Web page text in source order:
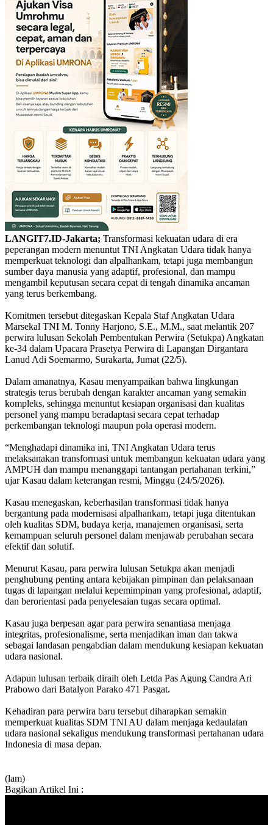
LANGIT7.ID-Jakarta; Transformasi kekuatan udara di era
peperangan modern menuntut TNI Angkatan Udara tidak hanya
memperkuat teknologi dan alpalhankam, tetapi juga membangun
sumber daya manusia yang adaptif, profesional, dan mampu
mengambil keputusan secara cepat di tengah dinamika ancaman
yang terus berkembang.
Komitmen tersebut ditegaskan Kepala Staf Angkatan Udara
Marsekal TNI M. Tonny Harjono, S.E., M.M., saat melantik 207
perwira lulusan Sekolah Pembentukan Perwira (Setukpa) Angkatan
ke-34 dalam Upacara Prasetya Perwira di Lapangan Dirgantara
Lanud Adi Soemarmo, Surakarta, Jumat (22/5).
Dalam amanatnya, Kasau menyampaikan bahwa lingkungan
strategis terus berubah dengan karakter ancaman yang semakin
kompleks, sehingga menuntut kesiapan organisasi dan kualitas
personel yang mampu beradaptasi secara cepat terhadap
perkembangan teknologi maupun pola operasi modern.
“Menghadapi dinamika ini, TNI Angkatan Udara terus
melaksanakan transformasi untuk membangun kekuatan udara yang
AMPUH dan mampu menanggapi tantangan pertahanan terkini,”
ujar Kasau dalam keterangan resmi, Minggu (24/5/2026).
Kasau menegaskan, keberhasilan transformasi tidak hanya
bergantung pada modernisasi alpalhankam, tetapi juga ditentukan
oleh kualitas SDM, budaya kerja, manajemen organisasi, serta
kemampuan seluruh personel dalam menjawab perubahan secara
efektif dan solutif.
Menurut Kasau, para perwira lulusan Setukpa akan menjadi
penghubung penting antara kebijakan pimpinan dan pelaksanaan
tugas di lapangan melalui kepemimpinan yang profesional, adaptif,
dan berorientasi pada penyelesaian tugas secara optimal.
Kasau juga berpesan agar para perwira senantiasa menjaga
integritas, profesionalisme, serta menjadikan iman dan takwa
sebagai landasan pengabdian dalam mendukung kesiapan kekuatan
udara nasional.
Adapun lulusan terbaik diraih oleh Letda Pas Agung Candra Ari
Prabowo dari Batalyon Parako 471 Pasgat.
Kehadiran para perwira baru tersebut diharapkan semakin
memperkuat kualitas SDM TNI AU dalam menjaga kedaulatan
udara nasional sekaligus mendukung transformasi pertahanan udara
Indonesia di masa depan.
(lam)
Bagikan Artikel Ini :